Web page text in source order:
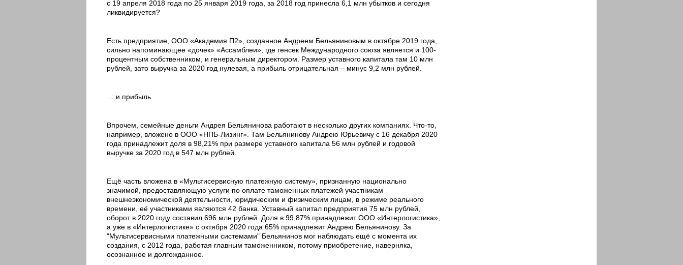
с 19 апреля 2018 года по 25 января 2019 года, за 2018 год принесла 6,1 млн убытков и сегодня
ликвидируется?
Есть предприятие, ООО «Академия П2», созданное Андреем Бельяниновым в октябре 2019 года,
сильно напоминающее «дочек» «Ассамблеи», где генсек Международного союза является и 100-
процентным собственником, и генеральным директором. Размер уставного капитала там 10 млн
рублей, зато выручка за 2020 год нулевая, а прибыль отрицательная – минус 9,2 млн рублей.
… и прибыль
Впрочем, семейные деньги Андрея Бельянинова работают в несколько других компаниях. Что-то,
например, вложено в ООО «НПБ-Лизинг». Там Бельянинову Андрею Юрьевичу с 16 декабря 2020
года принадлежит доля в 98,21% при размере уставного капитала 56 млн рублей и годовой
выручке за 2020 год в 547 млн рублей.
Ещё часть вложена в «Мультисервисную платежную систему», признанную национально
значимой, предоставляющую услуги по оплате таможенных платежей участникам
внешнеэкономической деятельности, юридическим и физическим лицам, в режиме реального
времени, её участниками являются 42 банка. Уставный капитал предприятия 75 млн рублей,
оборот в 2020 году составил 696 млн рублей. Доля в 99,87% принадлежит ООО «Интерлогистика»,
а уже в «Интерлогистике» с октября 2020 года 65% принадлежит Андрею Бельянинову. За
"Мультисервисными платежными системами" Бельянинов мог наблюдать ещё с момента их
создания, с 2012 года, работая главным таможенником, потому приобретение, наверняка,
осознанное и долгожданное.